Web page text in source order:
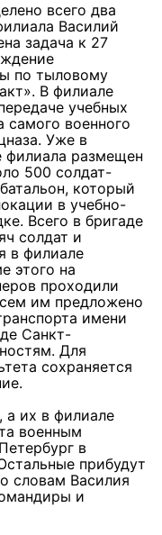
всего два
Василий
задача к 27
по тыловому
В филиале
учебных
самого военного
Уже в
филиала размещен
500 солдат-
который
в учебно-
Всего в бригаде
солдат и
в филиале
этого на
проходили
им предложено
имени
Санкт-
Для
сохраняется
а их в филиале
военным
в
прибудут
словам Василия
и